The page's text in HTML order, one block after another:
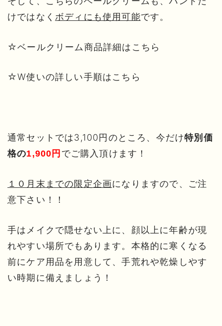
けではなく ボディにも使用可能です。
☆ベールクリーム商品詳細は こちら
☆W使いの詳しい手順はこちら
通常セットでは3,100円のところ、今だけ特別価
格の1,900円 でご購入頂けます！
１０月末までの限定企画になりますので、ご注
意下さい！！
手はメイクで隠せない上に、顔以上に年齢が現
れやすい場所でもあります。本格的に寒くなる
前にケア用品を用意して、手荒れや乾燥しやす
い時期に備えましょう！